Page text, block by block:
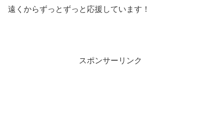
遠くからずっとずっと応援しています！
スポンサーリンク